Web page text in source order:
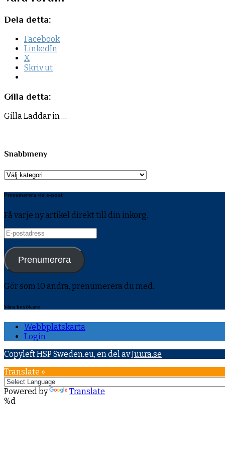
Dela detta:
Facebook
LinkedIn
X
Skriv ut
Gilla detta:
GillaLaddar in …
Snabbmeny
Snabbmeny
Prenumerera via e-post
Få varje ny artikel direkt till din inkorg.
E-
Prenumerera
Gör som 10 andra, prenumerera du med.
Våra besökare
Webbplatskarta
Login
Copyleft HSP Sweden.eu, en del avJuura.se
Translate »
Powered by
Translate
%d